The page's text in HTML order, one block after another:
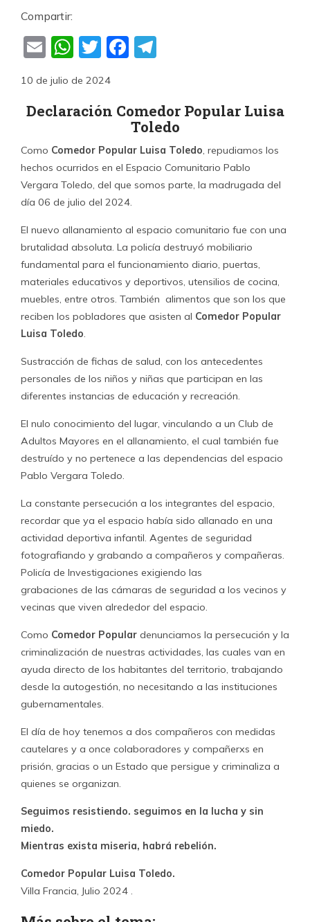
Compartir:
EmailWhatsApp
TwitterFacebook
10 de julio de 2024
Declaración Comedor Popular Luisa
Toledo
Como Comedor Popular Luisa Toledo, repudiamos los
hechos ocurridos en el Espacio Comunitario Pablo
Vergara Toledo, del que somos parte, la madrugada del
día 06 de julio del 2024.
El nuevo allanamiento al espacio comunitario fue con una
brutalidad absoluta. La policía destruyó mobiliario
fundamental para el funcionamiento diario, puertas,
materiales educativos y deportivos, utensilios de cocina,
muebles, entre otros. También alimentos que son los que
reciben los pobladores que asisten al Comedor Popular
Luisa Toledo.
Sustracción de fichas de salud, con los antecedentes
personales de los niños y niñas que participan en las
diferentes instancias de educación y recreación.
El nulo conocimiento del lugar, vinculando a un Club de
Adultos Mayores en el allanamiento, el cual también fue
destruído y no pertenece a las dependencias del espacio
Pablo Vergara Toledo.
La constante persecución a los integrantes del espacio,
recordar que ya el espacio había sido allanado en una
actividad deportiva infantil. Agentes de seguridad
fotografiando y grabando a compañeros y compañeras.
Policía de Investigaciones exigiendo las
grabaciones de las cámaras de seguridad a los vecinos y
vecinas que viven alrededor del espacio.
Como Comedor Popular denunciamos la persecución y la
criminalización de nuestras actividades, las cuales van en
ayuda directo de los habitantes del territorio, trabajando
desde la autogestión, no necesitando a las instituciones
gubernamentales.
El día de hoy tenemos a dos compañeros con medidas
cautelares y a once colaboradores y compañerxs en
prisión, gracias o un Estado que persigue y criminaliza a
quienes se organizan.
Seguimos resistiendo. seguimos en la lucha y sin
miedo.
Mientras exista miseria, habrá rebelión.
Comedor Popular Luisa Toledo.
Villa Francia, Julio 2024 .